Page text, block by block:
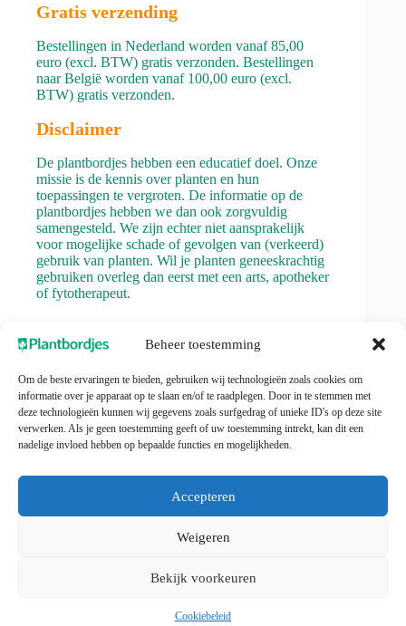
Beheer toestemming
Om de beste ervaringen te bieden, gebruiken wij technologieën zoals cookies om
informatie over je apparaat op te slaan en/of te raadplegen. Door in te stemmen met
deze technologieën kunnen wij gegevens zoals surfgedrag of unieke ID's op deze site
verwerken. Als je geen toestemming geeft of uw toestemming intrekt, kan dit een
nadelige invloed hebben op bepaalde functies en mogelijkheden.
Accepteren
Weigeren
Bekijk voorkeuren
Cookiebeleid
Gratis verzending
Bestellingen in Nederland worden vanaf 85,00
euro (excl. BTW) gratis verzonden. Bestellingen
naar België worden vanaf 100,00 euro (excl.
BTW) gratis verzonden.
Disclaimer
De plantbordjes hebben een educatief doel. Onze
missie is de kennis over planten en hun
toepassingen te vergroten. De informatie op de
plantbordjes hebben we dan ook zorgvuldig
samengesteld. We zijn echter niet aansprakelijk
voor mogelijke schade of gevolgen van (verkeerd)
gebruik van planten. Wil je planten geneeskrachtig
gebruiken overleg dan eerst met een arts, apotheker
of fytotherapeut.
Klantenservice
Veel gestelde vragen
Herroepen en
retourneren
Contact
Voorwaarden
Algemene
voorwaarden
Cookiebeleid
Privacyverklaring
Nieuws en meer